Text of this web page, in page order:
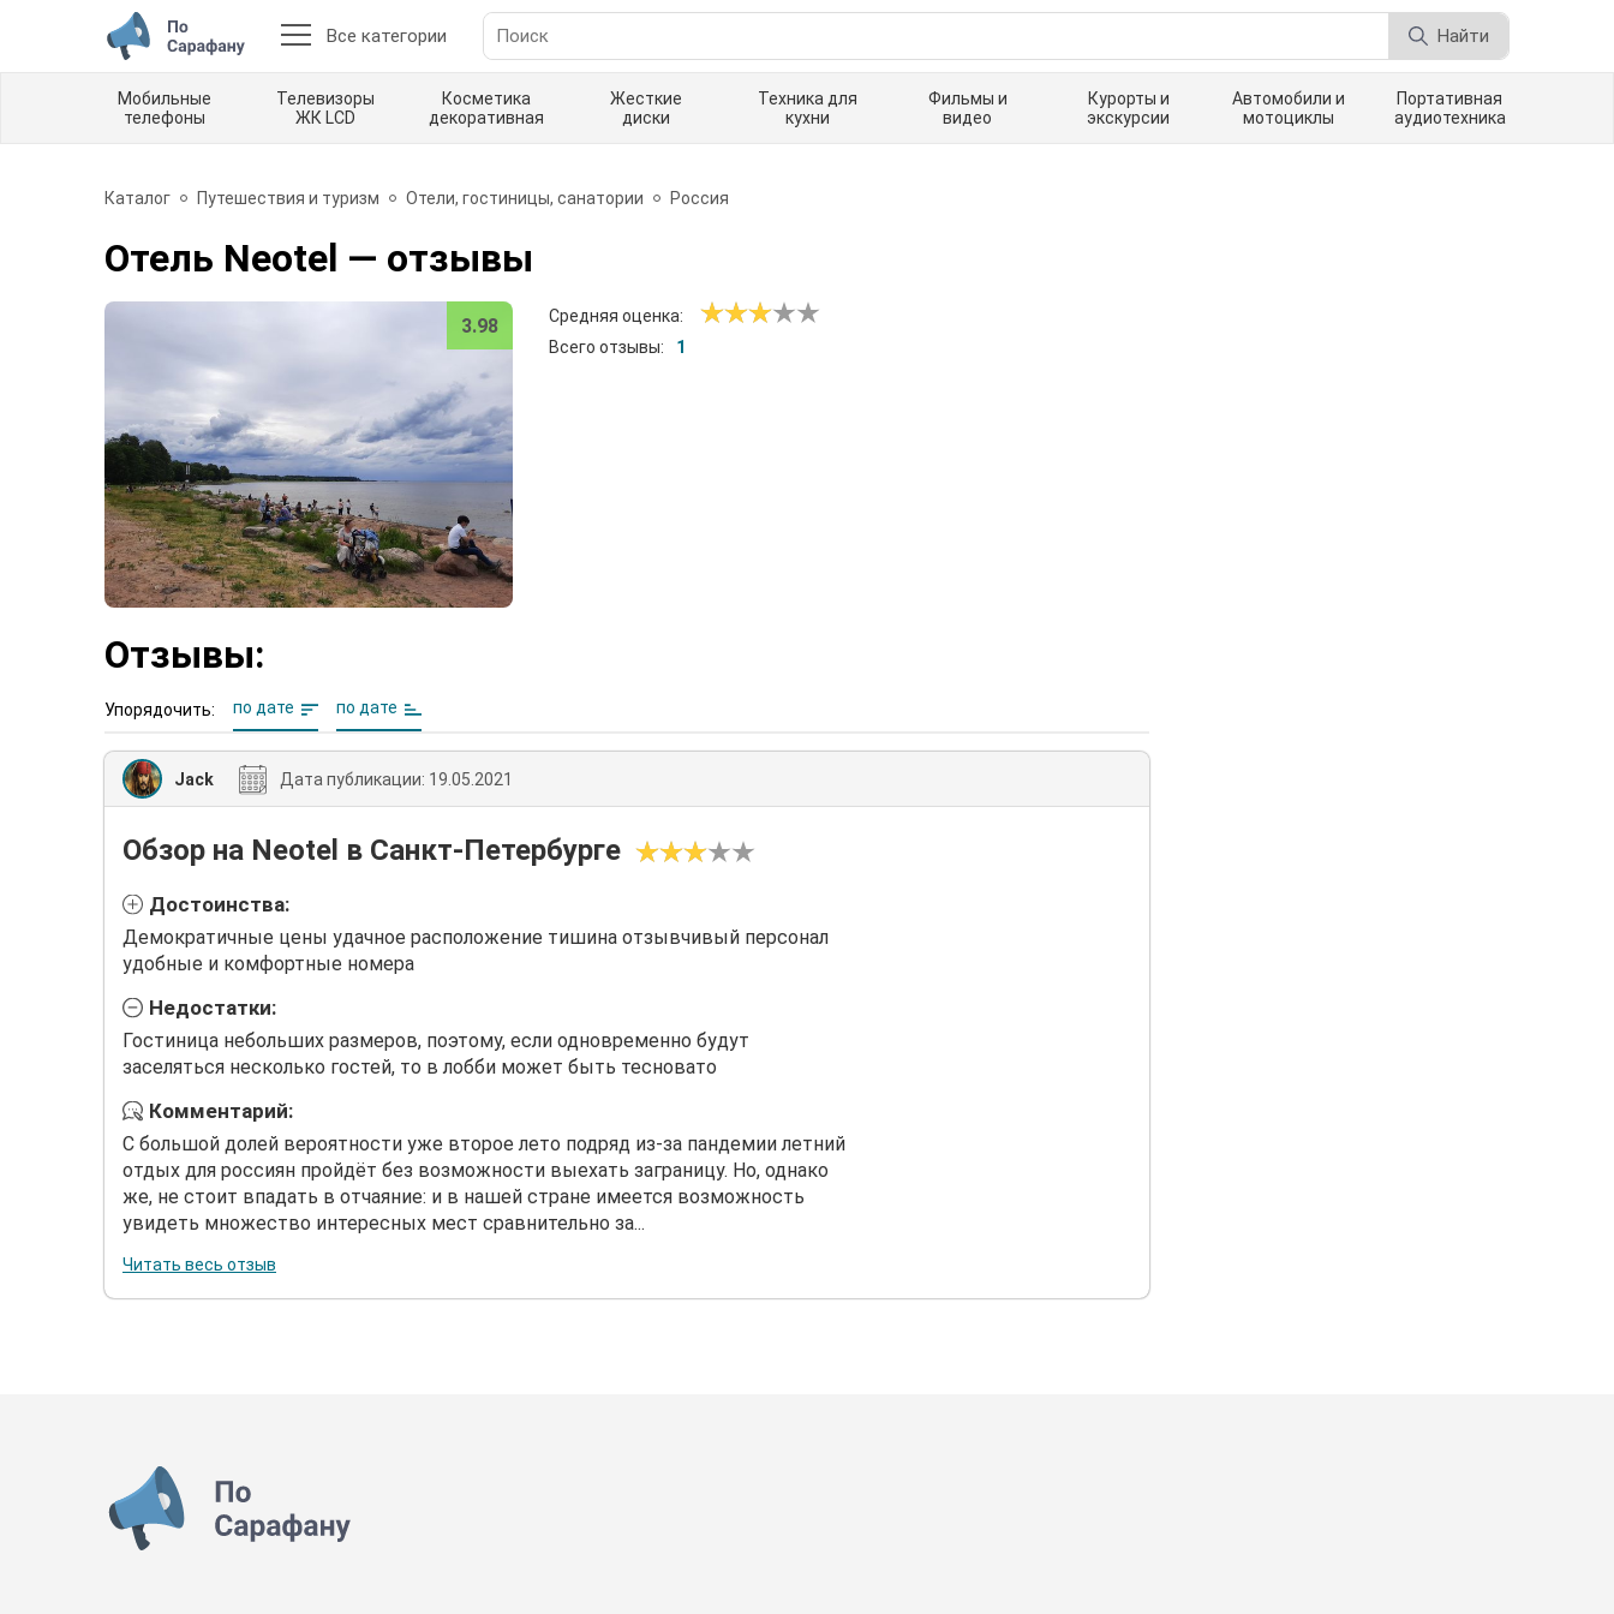
Все категории Найти
Мобильные
телефоны
Телевизоры
ЖК LCD
Косметика
декоративная
Жесткие
диски
Техника для
кухни
Фильмы и
видео
Курорты и
экскурсии
Автомобили и
мотоциклы
Портативная
аудиотехника
Каталог Путешествия и туризм Отели, гостиницы, санатории Россия
Отель Neotel — отзывы
3.98
Средняя оценка:
Всего отзывы:
1
Отзывы:
Упорядочить: по дате по дате
Jack Дата публикации: 19.05.2021
Обзор на Neotel в Санкт-Петербурге
Достоинства:
Демократичные цены удачное расположение тишина отзывчивый персонал
удобные и комфортные номера
Недостатки:
Гостиница небольших размеров, поэтому, если одновременно будут
заселяться несколько гостей, то в лобби может быть тесновато
Комментарий:
С большой долей вероятности уже второе лето подряд из-за пандемии летний
отдых для россиян пройдёт без возможности выехать заграницу. Но, однако
же, не стоит впадать в отчаяние: и в нашей стране имеется возможность
увидеть множество интересных мест сравнительно за...
Читать весь отзыв